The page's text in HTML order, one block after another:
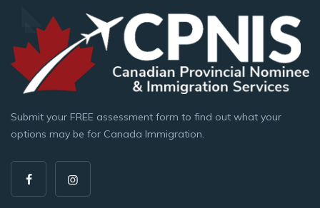
Submit your FREE assessment form to find out what your
options may be for Canada Immigration.